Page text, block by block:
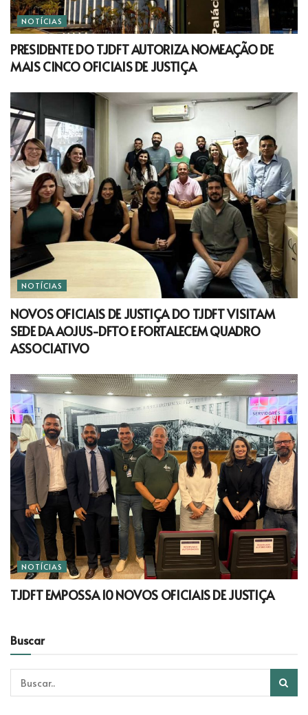
NOTÍCIAS
PRESIDENTE DO TJDFT AUTORIZA NOMEAÇÃO DE
MAIS CINCO OFICIAIS DE JUSTIÇA
NOTÍCIAS
NOVOS OFICIAIS DE JUSTIÇA DO TJDFT VISITAM
SEDE DA AOJUS-DFTO E FORTALECEM QUADRO
ASSOCIATIVO
NOTÍCIAS
TJDFT EMPOSSA 10 NOVOS OFICIAIS DE JUSTIÇA
Buscar